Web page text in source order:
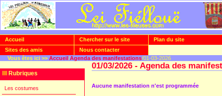
Accueil Chercher sur le site
Plan du site
Sites des amis
Nous contacter
Vous êtes ici >> Accueil/Agenda des manifestations/01-03-2026
Rubriques
Les costumes
01/03/2026 - Agenda des
Aucune manifestation n'est programmée